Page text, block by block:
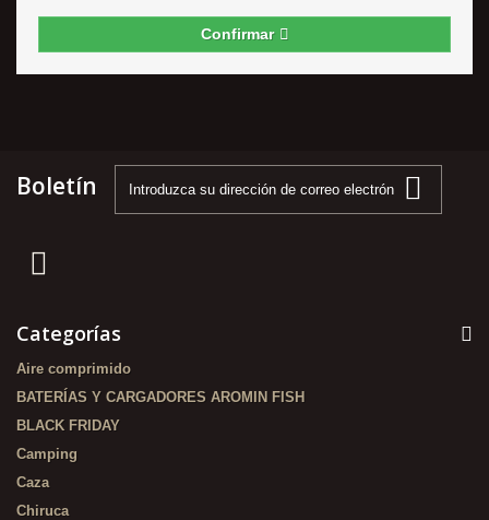
Confirmar
Boletín
Categorías
Aire comprimido
BATERÍAS Y CARGADORES AROMIN FISH
BLACK FRIDAY
Camping
Caza
Chiruca